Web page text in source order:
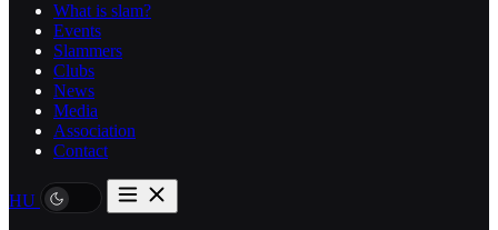
What is slam?
Events
Slammers
Clubs
News
Media
Association
Contact
HU